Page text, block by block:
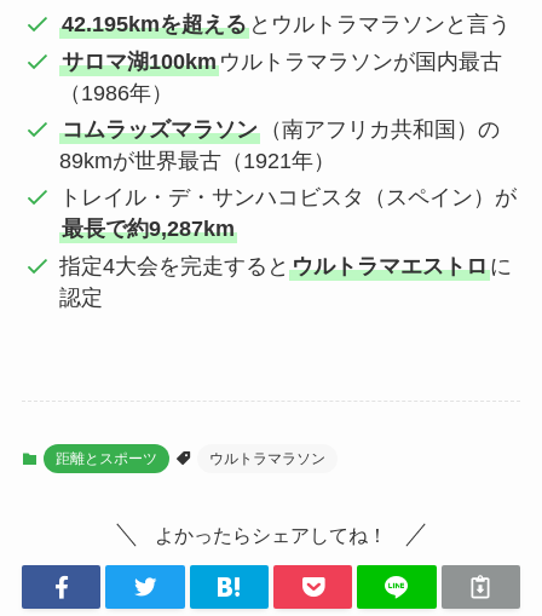
42.195kmを超える とウルトラマラソンと言う
サロマ湖100kmウルトラマラソンが国内最古
（1986年）
コムラッズマラソン （南アフリカ共和国）の
89kmが世界最古（1921年）
トレイル・デ・サンハコビスタ（スペイン）が
最長で約9,287km
指定4大会を完走するとウルトラマエストロに
認定
距離とスポーツ ウルトラマラソン
よかったらシェアしてね！